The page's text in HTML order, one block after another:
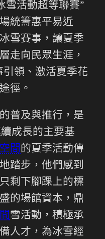
雪活動超等聯賽”
統籌惠平易近
雪賽事，讓夏季
走向民眾生涯，
引領、激活夏季花
徑。
普及與推行，是
成長的主要基
間的夏季活動傳
踏步，他們感到
剩下腳踝上的標
盛的場館資本，鼎
雪活動，積極承
人才，為冰雪經